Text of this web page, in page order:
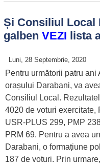
Și Consiliul Local
galben VEZI lista
Luni, 28 Septembrie, 2020
Pentru următorii patru ani
orașului Darabani, va
Consiliul Local.
4020 de voturi exercitate,
USR-PLUS 299, PMP
PRM 69. Pentru a avea
Darabani, o formațiune
187 de voturi. Prin